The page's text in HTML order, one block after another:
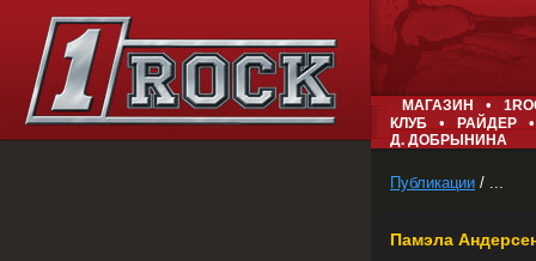
МАГАЗИН •
КЛУБ
• РАЙДЕР •
Д. ДОБРЫНИНА
Публикации / ...
Памэла